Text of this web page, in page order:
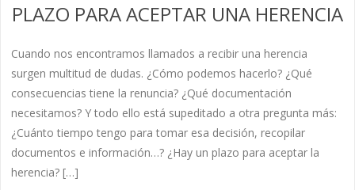
PLAZO PARA ACEPTAR UNA HERENCIA
Cuando nos encontramos llamados a recibir una herencia
surgen multitud de dudas. ¿Cómo podemos hacerlo? ¿Qué
consecuencias tiene la renuncia? ¿Qué documentación
necesitamos? Y todo ello está supeditado a otra pregunta más:
¿Cuánto tiempo tengo para tomar esa decisión, recopilar
documentos e información…? ¿Hay un plazo para aceptar la
herencia? […]